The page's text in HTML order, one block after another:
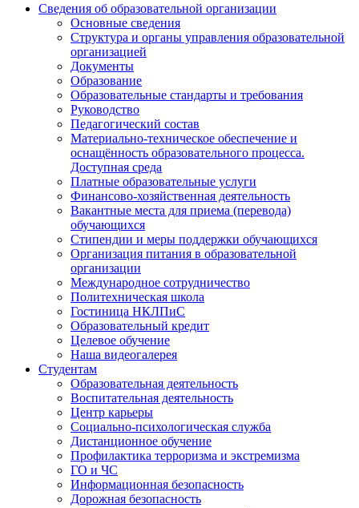
Сведения об образовательной организации
Основные сведения
Структура и органы управления образовательной
организацией
Документы
Образование
Образовательные стандарты и требования
Руководство
Педагогический состав
Материально-техническое обеспечение и
оснащённость образовательного процесса.
Доступная среда
Платные образовательные услуги
Финансово-хозяйственная деятельность
Вакантные места для приема (перевода)
обучающихся
Стипендии и меры поддержки обучающихся
Организация питания в образовательной
организации
Международное сотрудничество
Политехническая школа
Гостиница НКЛПиС
Образовательный кредит
Целевое обучение
Наша видеогалерея
Студентам
Образовательная деятельность
Воспитательная деятельность
Центр карьеры
Социально-психологическая служба
Дистанционное обучение
Профилактика терроризма и экстремизма
ГО и ЧС
Информационная безопасность
Дорожная безопасность